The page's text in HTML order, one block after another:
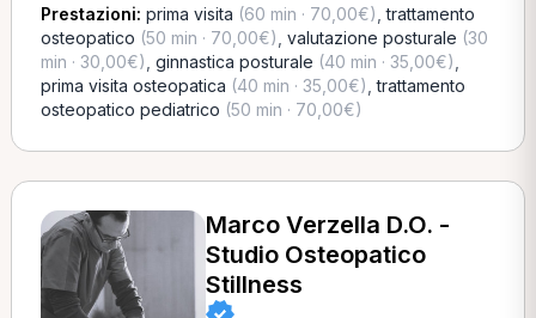
Prestazioni: prima visita (60 min · 70,00€) ,trattamento
osteopatico (50 min · 70,00€) valutazione posturale (30
min · 30,00€) ginnastica posturale (40 min · 35,00€)
prima visita osteopatica (40 min · 35,00€) ,trattamento
osteopatico pediatrico (50 min · 70,00€)
Marco Verzella D.O. -
Studio Osteopatico
Stillness